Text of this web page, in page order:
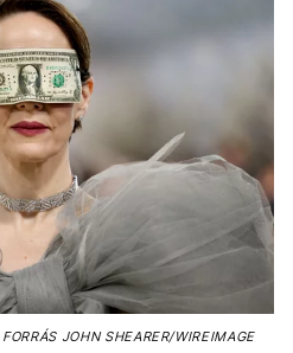
FORRÁS JOHN SHEARER/WIREIMAGE